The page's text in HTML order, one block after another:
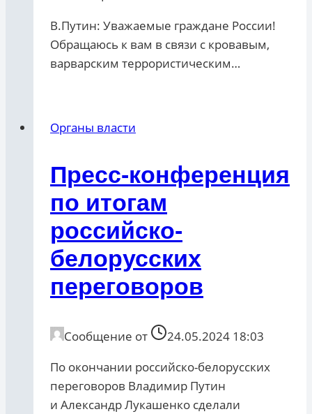
В.Путин: Уважаемые граждане России!
Обращаюсь к вам в связи с кровавым,
варварским террористическим…
Органы власти
Пресс-конференция
по итогам
российско-
белорусских
переговоров
Сообщение от
24.05.2024 18:03
По окончании российско-белорусских
переговоров Владимир Путин
и Александр Лукашенко сделали